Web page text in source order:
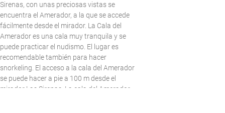
Sirenas, con unas preciosas vistas se
encuentra el Amerador, a la que se accede
fácilmente desde el mirador. La Cala del
Amerador es una cala muy tranquila y se
puede practicar el nudismo. El lugar es
recomendable también para hacer
snorkeling. El acceso a la cala del Amerador
se puede hacer a pie a 100 m desde el
mirador Las Sirenas. La cala del Amerador